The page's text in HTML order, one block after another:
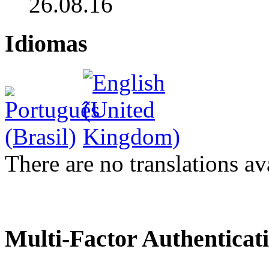
Idiomas
There are no translations
Multi-Factor